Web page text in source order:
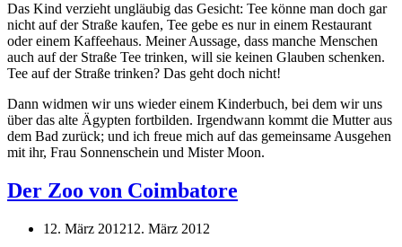
Das Kind verzieht ungläubig das Gesicht: Tee könne man doch gar
nicht auf der Straße kaufen, Tee gebe es nur in einem Restaurant
oder einem Kaffeehaus. Meiner Aussage, dass manche Menschen
auch auf der Straße Tee trinken, will sie keinen Glauben schenken.
Tee auf der Straße trinken? Das geht doch nicht!
Dann widmen wir uns wieder einem Kinderbuch, bei dem wir uns
über das alte Ägypten fortbilden. Irgendwann kommt die Mutter aus
dem Bad zurück; und ich freue mich auf das gemeinsame Ausgehen
mit ihr, Frau Sonnenschein und Mister Moon.
Der Zoo von Coimbatore
12. März 201212. März 2012